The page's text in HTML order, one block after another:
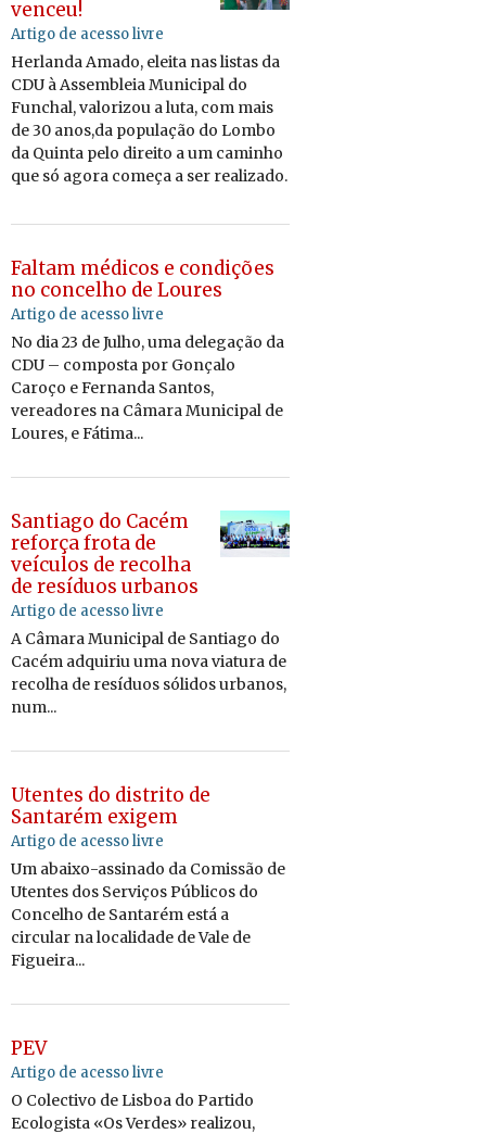
venceu!
Artigo de acesso livre
Her­landa Amado, eleita nas listas da
CDU à As­sem­bleia Mu­ni­cipal do
Fun­chal, va­lo­rizou a luta, com mais
de 30 anos,da po­pu­lação do Lombo
da Quinta pelo di­reito a um ca­minho
que só agora co­meça a ser re­a­li­zado.
Faltam médicos e condições
no concelho de Loures
Artigo de acesso livre
No dia 23 de Julho, uma delegação da
CDU – composta por Gonçalo
Caroço e Fernanda Santos,
vereadores na Câmara Municipal de
Loures, e Fátima...
Santiago do Cacém
reforça frota de
veículos de recolha
de resíduos urbanos
Artigo de acesso livre
A Câmara Municipal de Santiago do
Cacém adquiriu uma nova viatura de
recolha de resíduos sólidos urbanos,
num...
Utentes do distrito de
Santarém exigem
Artigo de acesso livre
Um abaixo-assinado da Comissão de
Utentes dos Serviços Públicos do
Concelho de Santarém está a
circular na localidade de Vale de
Figueira...
PEV
Artigo de acesso livre
O Colectivo de Lisboa do Partido
Ecologista «Os Verdes» realizou,